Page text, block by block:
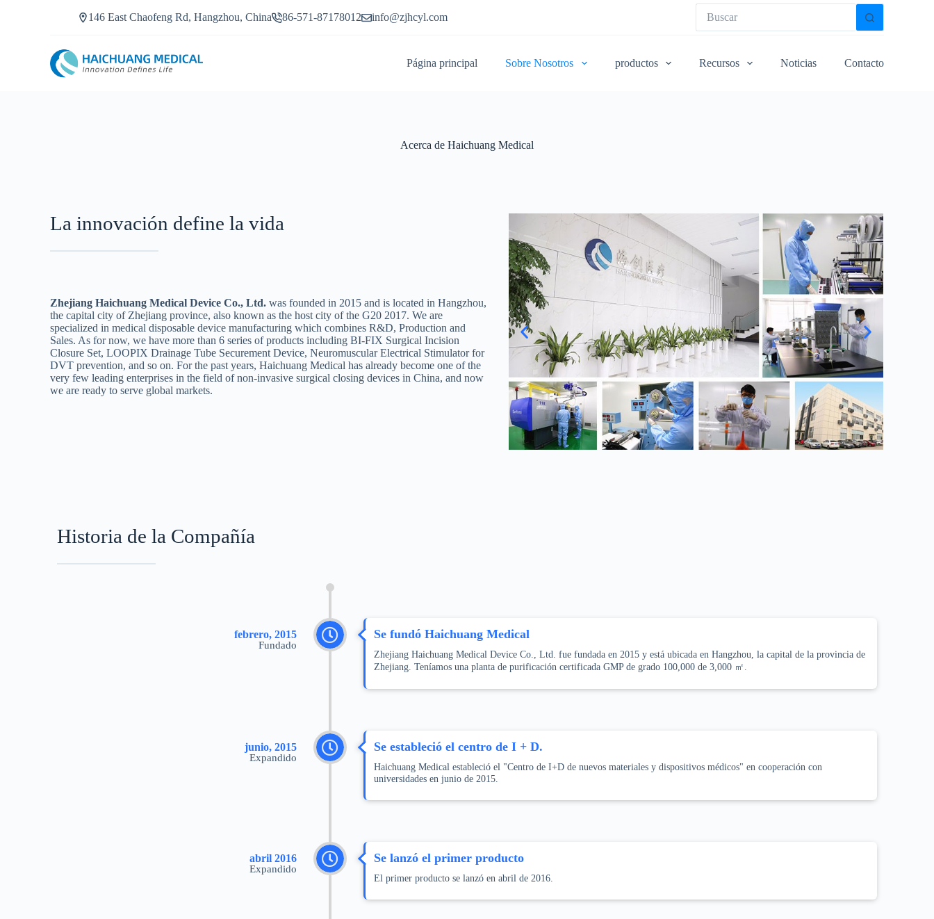
146 East Chaofeng Rd, Hangzhou, China 86-571-87178012 info@zjhcyl.com
Página principal Sobre Nosotros productos Recursos Noticias Contacto
Acerca de Haichuang Medical
La innovación define la vida
Zhejiang Haichuang Medical Device Co., Ltd. was founded in 2015 and is located in Hangzhou,
the capital city of Zhejiang province, also known as the host city of the G20 2017. We are
specialized in medical disposable device manufacturing which combines R&D, Production and
Sales. As for now, we have more than 6 series of products including BI-FIX Surgical Incision
Closure Set, LOOPIX Drainage Tube Securement Device, Neuromuscular Electrical Stimulator for
DVT prevention, and so on. For the past years, Haichuang Medical has already become one of the
very few leading enterprises in the field of non-invasive surgical closing devices in China, and now
we are ready to serve global markets.
Historia de la Compañía
febrero, 2015
Fundado
Se fundó Haichuang Medical
Zhejiang Haichuang Medical Device Co., Ltd. fue fundada en 2015 y está ubicada en Hangzhou, la capital de la provincia de
Zhejiang. Teníamos una planta de purificación certificada GMP de grado 100,000 de 3,000 ㎡.
junio, 2015
Expandido
Se estableció el centro de I + D.
Haichuang Medical estableció el "Centro de I+D de nuevos materiales y dispositivos médicos" en cooperación con
universidades en junio de 2015.
abril 2016
Expandido
Se lanzó el primer producto
El primer producto se lanzó en abril de 2016.